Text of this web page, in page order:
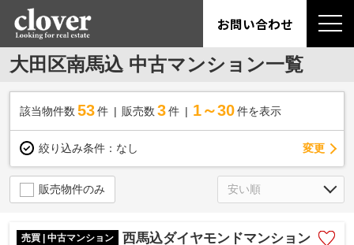
お問い合わせ
大田区南馬込 中古マンション一覧
該当物件数 53件 販売数 3 件 1～30 件を表示
絞り込み条件： なし 変更
販売物件のみ
売買 | 中古マンション 西馬込ダイヤモンドマンション